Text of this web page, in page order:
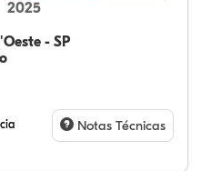
- SP
2025
Notas Técnicas